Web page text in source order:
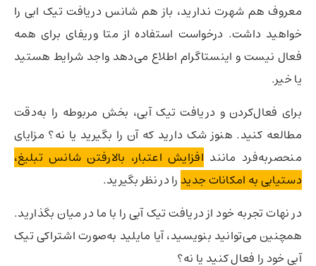
معروف هم شهرت ندارید، باز هم شانس دریافت تیک ابی را
خواهید داشت. درخواست استفاده از متا وریفای برای همه
فعال نیست و اینستاگرام اطلاع می‌دهد واجد شرایط هستید
یا خیر.
برای فعال‌کردن و دریافت تیک آبی، بخش مربوطه را به‌دقت
مطالعه کنید. هنوز شک دارید که آن را بگیرید یا نه؟ مزایای
منحصربه‌فرد مانند افزایش اعتبار، بالارفتن شانس تبلیغ،
دستیابی به امکانات جدید را در نظر بگیرید.
در نهات تجربه خود از دریافت تیک آبی را با ما در میان بگذارید.
همچنین می‌توانید بنویسید، آیا مایلید به‌صورت اشتراکی تیک
آبی خود را فعال کنید یا نه؟